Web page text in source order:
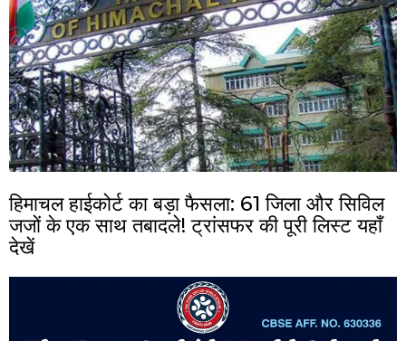
हिमाचल हाईकोर्ट का बड़ा फैसला: 61 जिला और सिविल
जजों के एक साथ तबादले! ट्रांसफर की पूरी लिस्ट यहाँ
देखें